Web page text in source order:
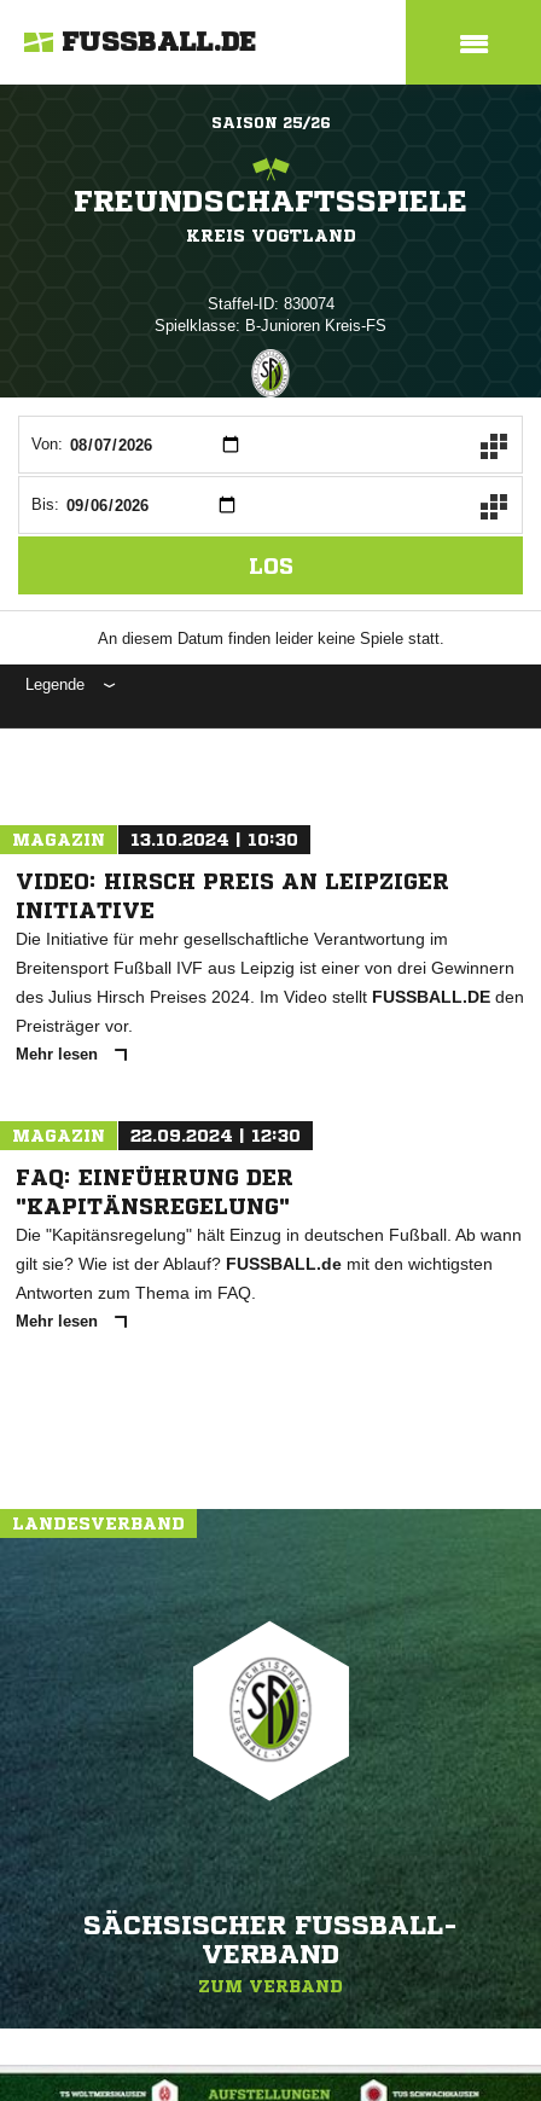
FUSSBALL.DE
SAISON 25/26
FREUNDSCHAFTSSPIELE
KREIS VOGTLAND
Staffel-ID: 830074
Spielklasse: B-Junioren Kreis-FS
Von:
Bis:
LOS
An diesem Datum finden leider keine Spiele statt.
Legende
MAGAZIN 13.10.2024 | 10:30
VIDEO: HIRSCH PREIS AN LEIPZIGER
INITIATIVE
Die Initiative für mehr gesellschaftliche Verantwortung im
Breitensport Fußball IVF aus Leipzig ist einer von drei Gewinnern
des Julius Hirsch Preises 2024. Im Video stellt FUSSBALL.DE den
Preisträger vor.
Mehr lesen
MAGAZIN 22.09.2024 | 12:30
FAQ: EINFÜHRUNG DER
"KAPITÄNSREGELUNG"
Die "Kapitänsregelung" hält Einzug in deutschen Fußball. Ab wann
gilt sie? Wie ist der Ablauf? FUSSBALL.de mit den wichtigsten
Antworten zum Thema im FAQ.
Mehr lesen
LANDESVERBAND
SÄCHSISCHER FUSSBALL-V
ERBAND
ZUM VERBAND